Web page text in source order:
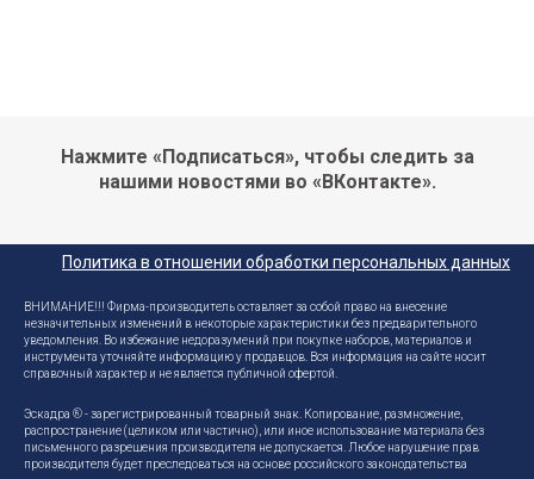
Нажмите «Подписаться», чтобы следить за
нашими новостями во «ВКонтакте».
Политика в отношении обработки персональных данных
ВНИМАНИЕ!!! Фирма-производитель оставляет за собой право на внесение
незначительных изменений в некоторые характеристики без предварительного
уведомления. Во избежание недоразумений при покупке наборов, материалов и
инструмента уточняйте информацию у продавцов. Вся информация на сайте носит
справочный характер и не является публичной офертой.
Эскадра ® - зарегистрированный товарный знак. Копирование, размножение,
распространение (целиком или частично), или иное использование материала без
письменного разрешения производителя не допускается. Любое нарушение прав
производителя будет преследоваться на основе российского законодательства